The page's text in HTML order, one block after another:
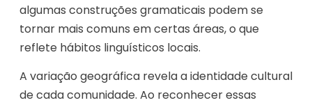
algumas construções gramaticais podem se
tornar mais comuns em certas áreas, o que
reflete hábitos linguísticos locais.
A variação geográfica revela a identidade cultural
de cada comunidade. Ao reconhecer essas